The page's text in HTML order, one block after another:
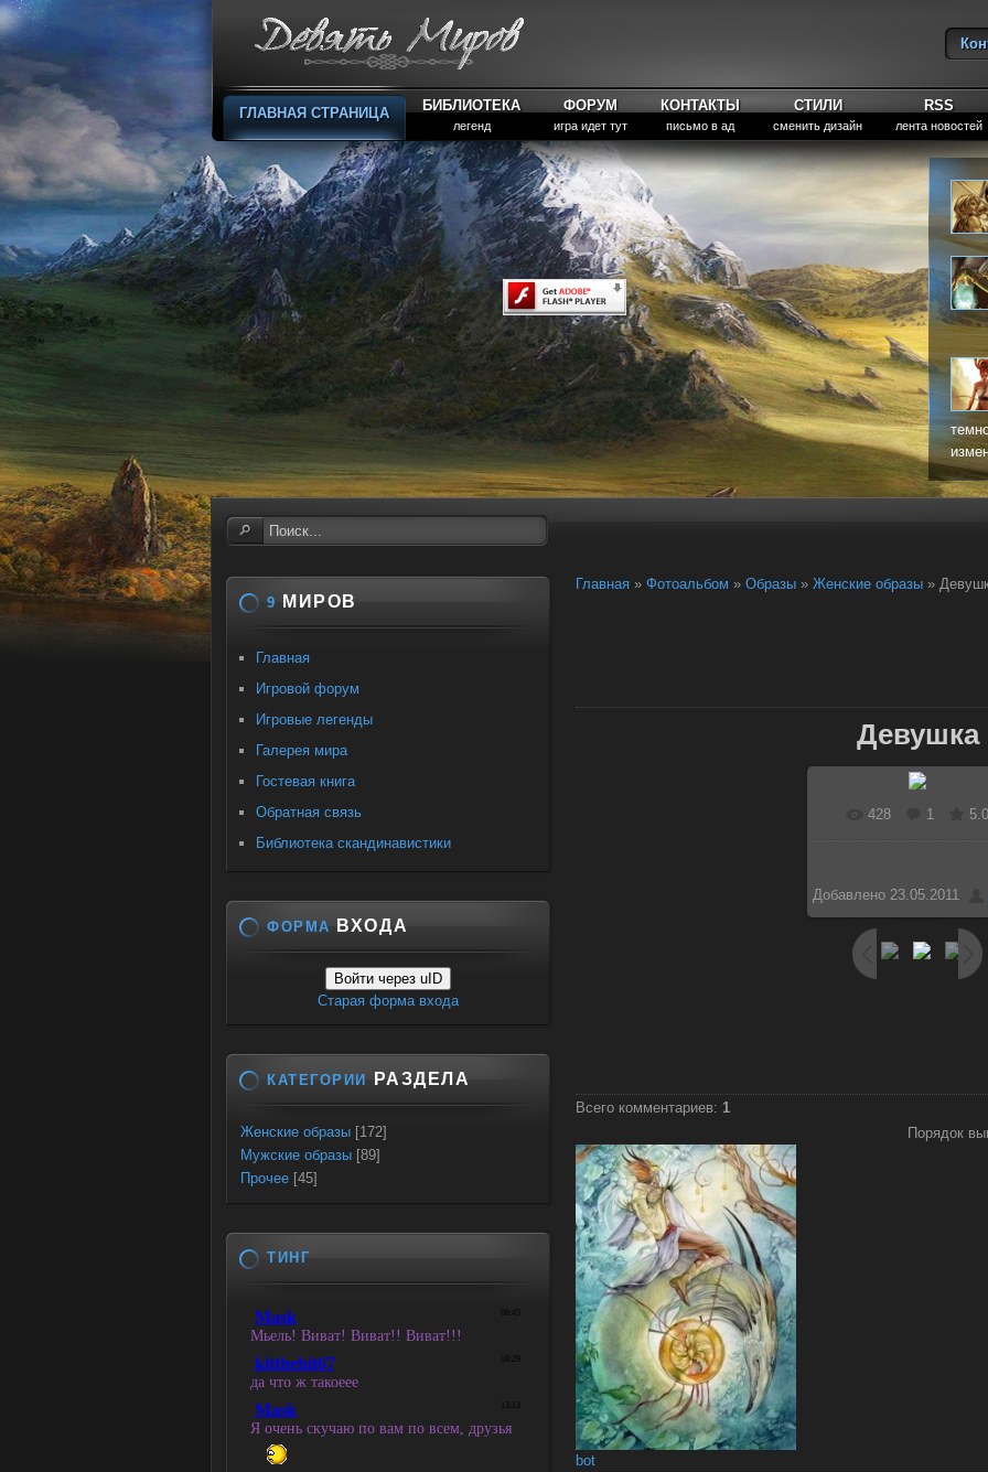
ГЛАВНАЯ СТРАНИЦА БИБЛИОТЕКА
легенд
ФОРУМ
игра идет тут
КОНТАКТЫ
письмо в ад
СТИЛИ
сменить дизайн
RSS
лента новостей
Главная » Фотоальбом » Образы » Женские образы »
Девушка
В реальном
428 1 5.0
Добавлено 23.05.2011
Всего комментариев: 1
Порядок
bot
9 МИРОВ
Главная
Игровой форум
Игровые легенды
Галерея мира
Гостевая книга
Обратная связь
Библиотека скандинавистики
ФОРМА ВХОДА
Войти через uID
Старая форма входа
КАТЕГОРИИ РАЗДЕЛА
Женские образы [172]
Мужские образы [89]
Прочее [45]
ТИНГ